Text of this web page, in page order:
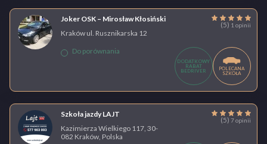
Joker OSK – Mirosław Kłosiński
(5) 1 opinii
Kraków ul. Rusznikarska 12
Do porównania
DODATKOWY
RABAT
BEDRIVER
POLECANA
SZKOŁA
Szkoła jazdy LAJT
(5) 7 opinii
Kazimierza Wielkiego 117, 30-
082 Kraków, Polska